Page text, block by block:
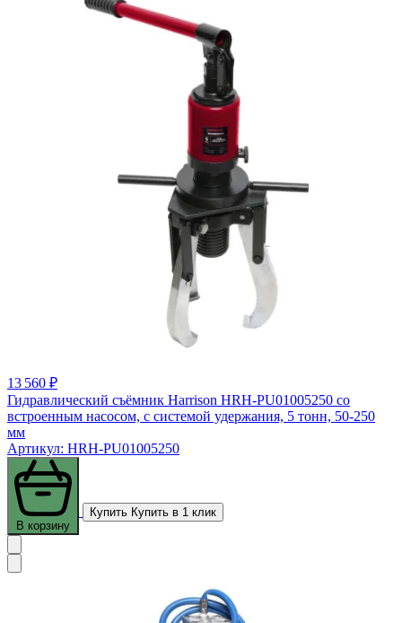
13 560 ₽
Гидравлический съёмник Harrison HRH-PU01005250 со
встроенным насосом, с системой удержания, 5 тонн, 50-250
мм
Артикул: HRH-PU01005250
В корзину
Купить Купить в 1 клик